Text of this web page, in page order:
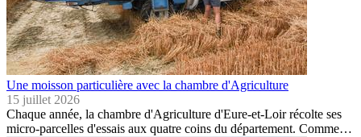
Une moisson particulière avec la chambre d'Agriculture
15 juillet 2026
Chaque année, la chambre d'Agriculture d'Eure-et-Loir récolte ses
micro-parcelles d'essais aux quatre coins du département. Comme…